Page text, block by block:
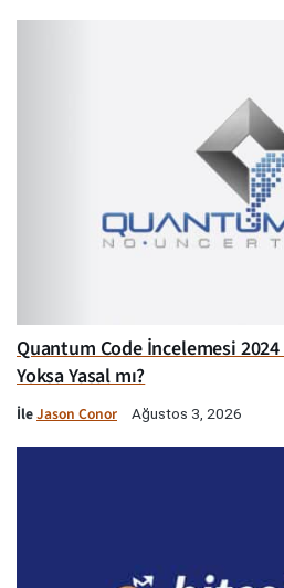
Quantum Code İncelemesi 2024
Yoksa Yasal mı?
İleJason Conor Ağustos 3, 2026